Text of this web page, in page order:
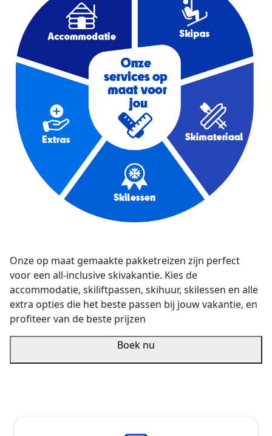
Onze op maat gemaakte pakketreizen zijn perfect
voor een all-inclusive skivakantie. Kies de
accommodatie, skiliftpassen, skihuur, skilessen en alle
extra opties die het beste passen bij jouw vakantie, en
profiteer van de beste prijzen
Boek nu